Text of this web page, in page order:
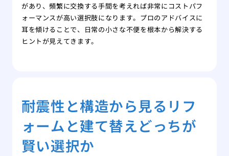
があり、頻繁に交換する手間を考えれば非常にコストパフ
ォーマンスが高い選択肢になります。プロのアドバイスに
耳を傾けることで、日常の小さな不便を根本から解決する
ヒントが見えてきます。
耐震性と構造から見るリフ
ォームと建て替えどっちが
賢い選択か